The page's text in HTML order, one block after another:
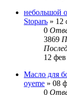
небольшой
Stoparь » 12
0
3869
12
Масло для
oyeme » 08
0